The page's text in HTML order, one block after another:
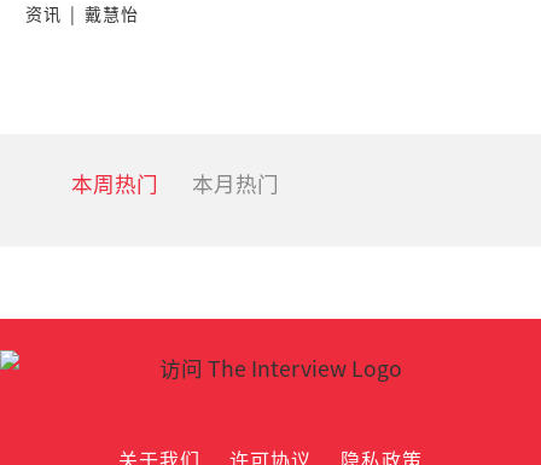
资讯 | 戴慧怡
本周热门 本月热门
关于我们 许可协议 隐私政策